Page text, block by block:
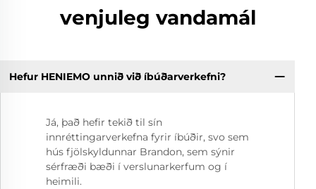
venjuleg vandamál
Hefur HENIEMO unnið við íbúðarverkefni?
Já, það hefir tekið til sín
innréttingarverkefna fyrir íbúðir, svo sem
hús fjölskyldunnar Brandon, sem sýnir
sérfræði bæði í verslunarkerfum og í
heimili.